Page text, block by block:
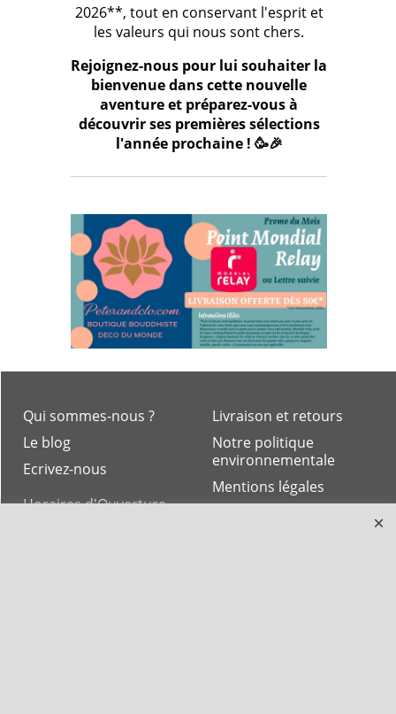
2026**, tout en conservant l'esprit et
les valeurs qui nous sont chers.
Rejoignez-nous pour lui souhaiter la
bienvenue dans cette nouvelle
aventure et préparez-vous à
découvrir ses premières sélections
l'année prochaine ! 🥳🎉
Livraison et retours
Notre politique
environnementale
Mentions légales
Qui sommes-nous ?
Le blog
Ecrivez-nous
Horaires d'Ouverture -